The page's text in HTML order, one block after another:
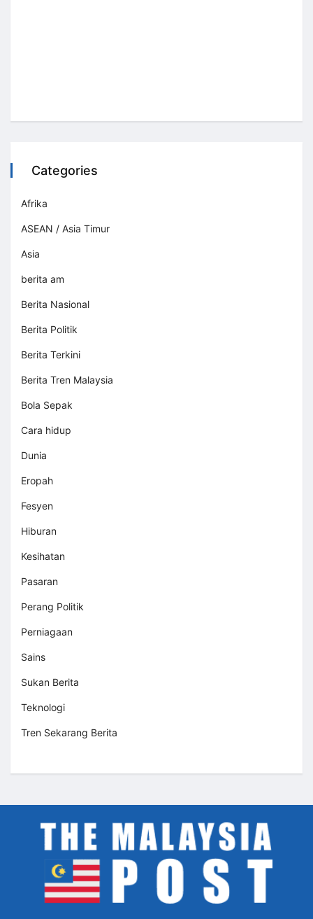
Categories
Afrika
ASEAN / Asia Timur
Asia
berita am
Berita Nasional
Berita Politik
Berita Terkini
Berita Tren Malaysia
Bola Sepak
Cara hidup
Dunia
Eropah
Fesyen
Hiburan
Kesihatan
Pasaran
Perang Politik
Perniagaan
Sains
Sukan Berita
Teknologi
Tren Sekarang Berita